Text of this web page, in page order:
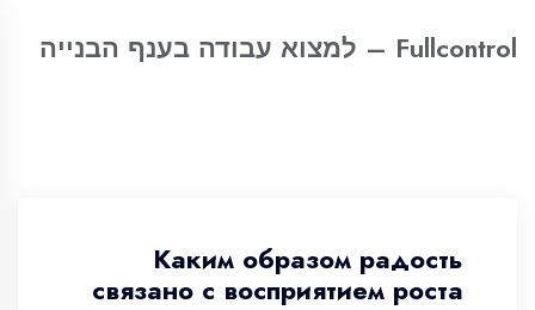
Fullcontrol – למצוא עבודה בענף הבנייה
Каким образом радость
связано с восприятием роста